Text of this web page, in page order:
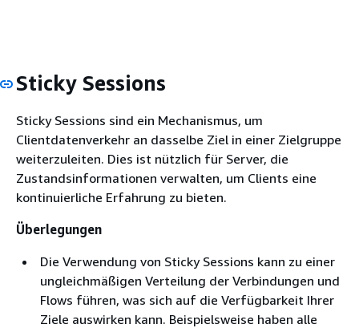
Sticky Sessions
Sticky Sessions sind ein Mechanismus, um
Clientdatenverkehr an dasselbe Ziel in einer Zielgruppe
weiterzuleiten. Dies ist nützlich für Server, die
Zustandsinformationen verwalten, um Clients eine
kontinuierliche Erfahrung zu bieten.
Überlegungen
Die Verwendung von Sticky Sessions kann zu einer
ungleichmäßigen Verteilung der Verbindungen und
Flows führen, was sich auf die Verfügbarkeit Ihrer
Ziele auswirken kann. Beispielsweise haben alle